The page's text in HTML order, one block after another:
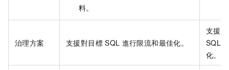
料。
治理方案 支援對目標 SQL 進行限流和最佳化。
支援
SQL
化。